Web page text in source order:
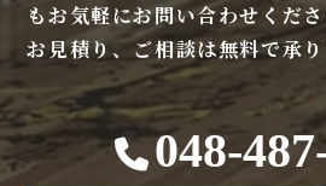
もお気軽にお問い合わせくださ
お見積り、ご相談は無料で承り
048-